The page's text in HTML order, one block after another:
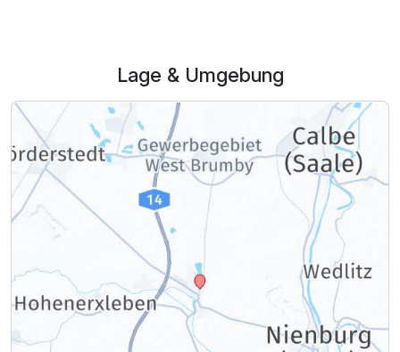
Zusatznächte
Für 6 Tage p.P. ab483,00 €
Familienzimmer
2 Erwachsene und 2 Kinder
Lage & Umgebung